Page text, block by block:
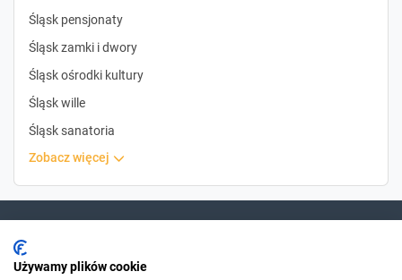
Śląsk pensjonaty
Śląsk zamki i dwory
Śląsk ośrodki kultury
Śląsk wille
Śląsk sanatoria
zobacz więcej
Dla szukających
Używamy plików cookie